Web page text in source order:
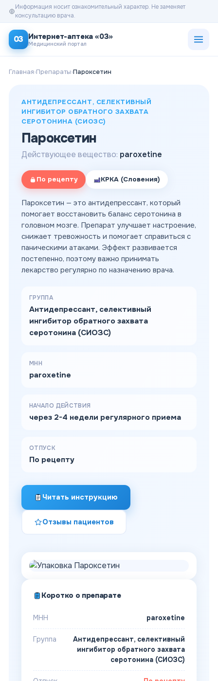
Информация носит ознакомительный характер. Не заменяет
консультацию врача.
03 Интернет-аптека «03»
Медицинский портал
Главная›Препараты›Пароксетин
АНТИДЕПРЕССАНТ, СЕЛЕКТИВНЫЙ
ИНГИБИТОР ОБРАТНОГО ЗАХВАТА
СЕРОТОНИНА (СИОЗС)
Пароксетин
Действующее вещество: paroxetine
По рецепту КРКА (Словения)
Пароксетин — это антидепрессант, который
помогает восстановить баланс серотонина в
головном мозге. Препарат улучшает настроение,
снижает тревожность и помогает справиться с
паническими атаками. Эффект развивается
постепенно, поэтому важно принимать
лекарство регулярно по назначению врача.
ГРУППА
Антидепрессант, селективный
ингибитор обратного захвата
серотонина (СИОЗС)
МНН
paroxetine
НАЧАЛО ДЕЙСТВИЯ
через 2-4 недели регулярного приема
ОТПУСК
По рецепту
Читать инструкцию
Отзывы пациентов
Коротко о препарате
МНН paroxetine
Группа
Антидепрессант, селективный
ингибитор обратного захвата
серотонина (СИОЗС)